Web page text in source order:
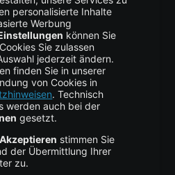
Recovery
Service
Hosting
Storage
Anbieter
& Übersicht